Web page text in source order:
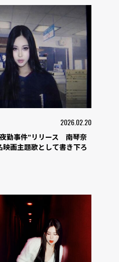
2026.02.20
勤事件”リリース 南琴奈
映画主題歌として書き下ろ